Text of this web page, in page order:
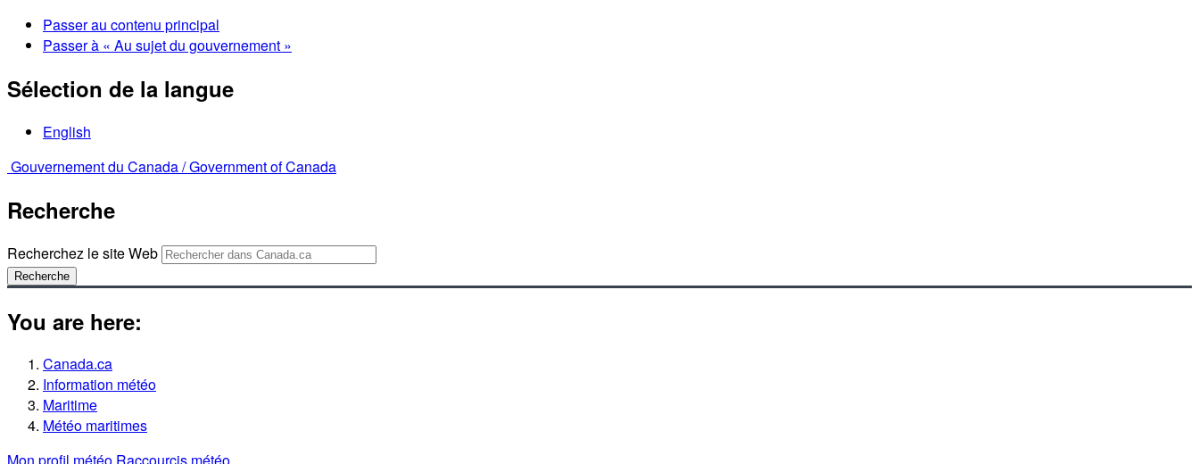
Passer au contenu principal
Passer à « Au sujet du gouvernement »
Sélection de la langue
English
Gouvernement du Canada /Government of Canada
Recherche
Recherchez le site Web
Recherche
You are here:
Canada.ca
Information météo
Maritime
Météo maritimes